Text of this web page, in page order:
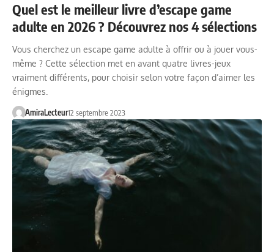
Quel est le meilleur livre d’escape game
adulte en 2026 ? Découvrez nos 4 sélections
Vous cherchez un escape game adulte à offrir ou à jouer vous-
même ? Cette sélection met en avant quatre livres-jeux
vraiment différents, pour choisir selon votre façon d’aimer les
énigmes.
AmiraLecteur12 septembre 2023